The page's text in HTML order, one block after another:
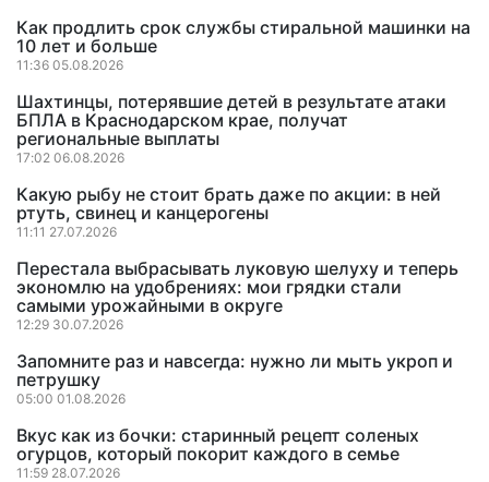
Как продлить срок службы стиральной машинки на
10 лет и больше
11:36 05.08.2026
Шахтинцы, потерявшие детей в результате атаки
БПЛА в Краснодарском крае, получат
региональные выплаты
17:02 06.08.2026
Какую рыбу не стоит брать даже по акции: в ней
ртуть, свинец и канцерогены
11:11 27.07.2026
Перестала выбрасывать луковую шелуху и теперь
экономлю на удобрениях: мои грядки стали
самыми урожайными в округе
12:29 30.07.2026
Запомните раз и навсегда: нужно ли мыть укроп и
петрушку
05:00 01.08.2026
Вкус как из бочки: старинный рецепт соленых
огурцов, который покорит каждого в семье
11:59 28.07.2026